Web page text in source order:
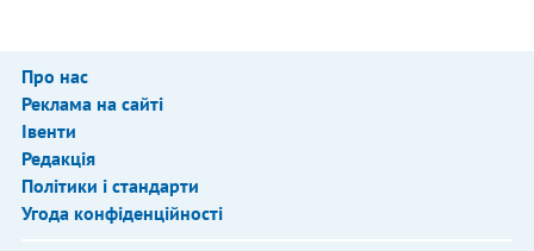
Про нас
Реклама на сайті
Івенти
Редакція
Політики і стандарти
Угода конфіденційності